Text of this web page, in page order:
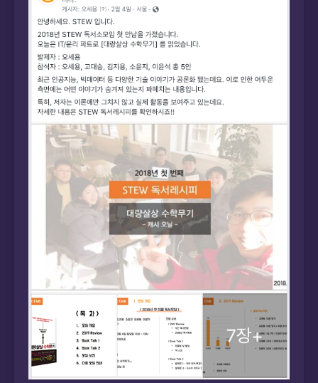
▲짝수달 첫 번째주 일요일 오전 10시 무조건 진행
되는 STEW 독서소모임./
STEW 페이스북 페이지
2018년은 특히 내게 부담이 있었다. 6년간의 개발